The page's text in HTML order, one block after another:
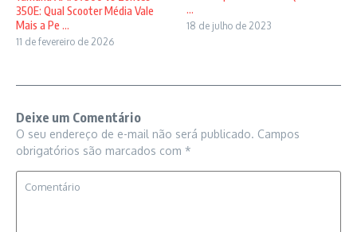
350E: Qual Scooter Média Vale
Mais a Pe ...
11 de fevereiro de 2026
...
18 de julho de 2023
Deixe um Comentário
O seu endereço de e-mail não será publicado. Campos
obrigatórios são marcados com *